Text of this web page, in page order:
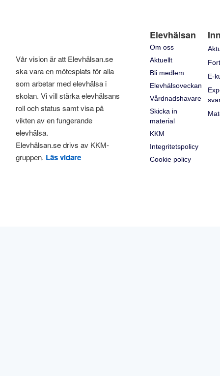
Vår vision är att Elevhälsan.se
ska vara en mötesplats för alla
som arbetar med elevhälsa i
skolan. Vi vill stärka elevhälsans
roll och status samt visa på
vikten av en fungerande
elevhälsa.
Elevhälsan.se drivs av KKM-
gruppen. Läs vidare
Elevhälsan
Om oss
Aktuellt
Bli medlem
Elevhälsoveckan
Vårdnadshavare
Skicka in
material
KKM
Integritetspolicy
Cookie policy
E-